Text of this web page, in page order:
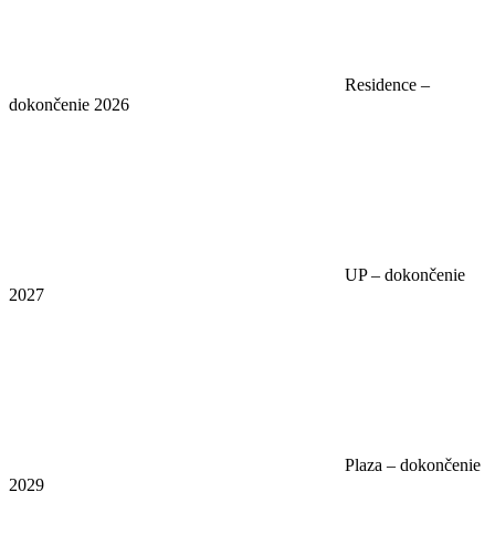
Residence –
dokončenie 2026
UP – dokončenie
2027
Plaza – dokončenie
2029